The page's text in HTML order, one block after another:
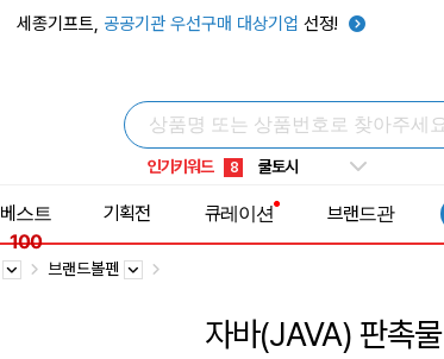
세종기프트, 공공기관 우선구매 대상기업 선정!
인기키워드
키캡
8 쿨토시
9 넥쿨러
10 타포린가방
1
베스트
100
기획전 큐레이션 브랜드관
브랜드볼펜
자바(JAVA) 판촉물